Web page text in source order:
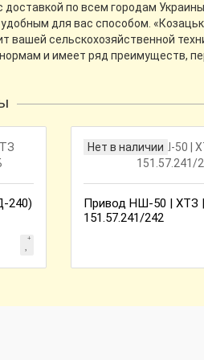
доставкой по всем городам
для вас способом.
вашей сельскохозяйственной
и имеет ряд преимуществ,
240)
Нет в наличии
Привод НШ-50 | ХТЗ
151.57.241/242